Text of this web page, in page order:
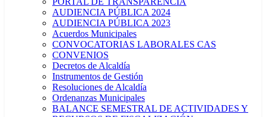
AUDIENCIA PÚBLICA 2024
AUDIENCIA PÚBLICA 2023
Acuerdos Municipales
CONVOCATORIAS LABORALES CAS
CONVENIOS
Decretos de Alcaldía
Instrumentos de Gestión
Resoluciones de Alcaldía
Ordenanzas Municipales
BALANCE SEMESTRAL DE ACTIVIDADES Y